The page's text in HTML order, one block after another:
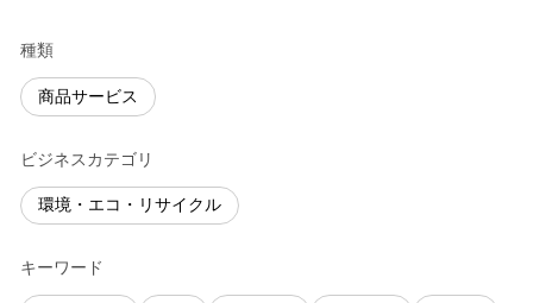
種類
商品サービス
ビジネスカテゴリ
環境・エコ・リサイクル
キーワード